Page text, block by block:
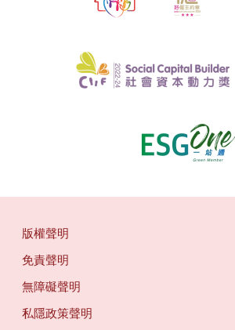
版權聲明
免責聲明
無障礙聲明
私隱政策聲明